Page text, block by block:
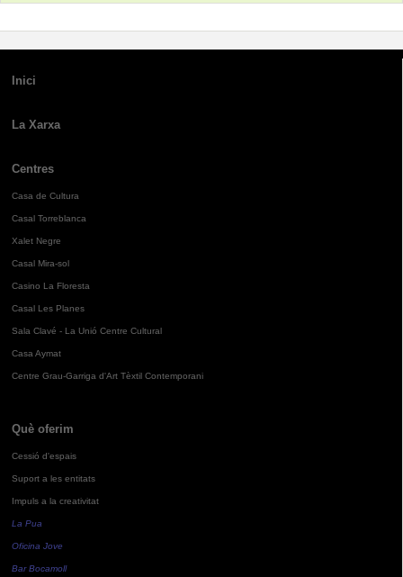
Inici
La Xarxa
Centres
Casa de Cultura
Casal Torreblanca
Xalet Negre
Casal Mira-sol
Casino La Floresta
Casal Les Planes
Sala Clavé - La Unió Centre Cultural
Casa Aymat
Centre Grau-Garriga d'Art Tèxtil Contemporani
Què oferim
Cessió d'espais
Suport a les entitats
Impuls a la creativitat
La Pua
Oficina Jove
Bar Bocamoll